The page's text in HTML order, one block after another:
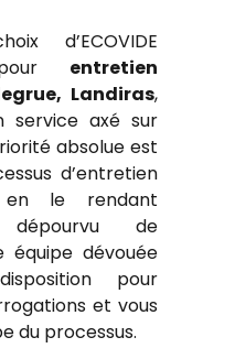
d’ECOVIDE
pour entretien
Landiras,
service axé sur
absolue est
d’entretien
en le rendant
de
équipe dévouée
pour
et vous
du processus.